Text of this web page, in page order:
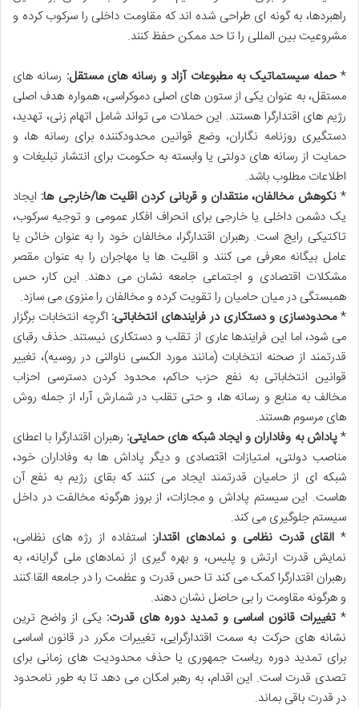
راهبردها، به گونه ای طراحی شده اند که مقاومت داخلی را سرکوب کرده و
مشروعیت بین المللی را تا حد ممکن حفظ کنند.
*حمله سیستماتیک به مطبوعات آزاد و رسانه های مستقل: رسانه های
مستقل، به عنوان یکی از ستون های اصلی دموکراسی، همواره هدف اصلی
رژیم های اقتدارگرا هستند. این حملات می تواند شامل اتهام زنی، تهدید،
دستگیری روزنامه نگاران، وضع قوانین محدودکننده برای رسانه ها، و
حمایت از رسانه های دولتی یا وابسته به حکومت برای انتشار تبلیغات و
اطلاعات مطلوب باشد.
*نکوهش مخالفان، منتقدان و قربانی کردن اقلیت ها/خارجی ها: ایجاد
یک دشمن داخلی یا خارجی برای انحراف افکار عمومی و توجیه سرکوب،
تاکتیکی رایج است. رهبران اقتدارگرا، مخالفان خود را به عنوان خائن یا
عامل بیگانه معرفی می کنند و اقلیت ها یا مهاجران را به عنوان مقصر
مشکلات اقتصادی و اجتماعی جامعه نشان می دهند. این کار، حس
همبستگی در میان حامیان را تقویت کرده و مخالفان را منزوی می سازد.
*محدودسازی و دستکاری در فرایندهای انتخاباتی: اگرچه انتخابات برگزار
می شود، اما این فرایندها عاری از تقلب و دستکاری نیستند. حذف رقبای
قدرتمند از صحنه انتخابات (مانند مورد الکسی ناوالنی در روسیه)، تغییر
قوانین انتخاباتی به نفع حزب حاکم، محدود کردن دسترسی احزاب
مخالف به منابع و رسانه ها، و حتی تقلب در شمارش آرا، از جمله روش
های مرسوم هستند.
*پاداش به وفاداران و ایجاد شبکه های حمایتی: رهبران اقتدارگرا با اعطای
مناصب دولتی، امتیازات اقتصادی و دیگر پاداش ها به وفاداران خود،
شبکه ای از حامیان قدرتمند ایجاد می کنند که بقای رژیم به نفع آن
هاست. این سیستم پاداش و مجازات، از بروز هرگونه مخالفت در داخل
سیستم جلوگیری می کند.
* القای قدرت نظامی و نمادهای اقتدار: استفاده از رژه های نظامی،
نمایش قدرت ارتش و پلیس، و بهره گیری از نمادهای ملی گرایانه، به
رهبران اقتدارگرا کمک می کند تا حس قدرت و عظمت را در جامعه القا کنند
و هرگونه مقاومت را بی حاصل نشان دهند.
* تغییرات قانون اساسی و تمدید دوره های قدرت: یکی از واضح ترین
نشانه های حرکت به سمت اقتدارگرایی، تغییرات مکرر در قانون اساسی
برای تمدید دوره ریاست جمهوری یا حذف محدودیت های زمانی برای
تصدی قدرت است. این اقدام، به رهبر امکان می دهد تا به طور نامحدود
در قدرت باقی بماند.